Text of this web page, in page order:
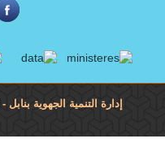
إدارة التنمية الجهوية بنابل - Designed by